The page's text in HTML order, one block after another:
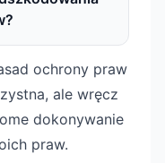
ochrony praw
ale wręcz
dokonywanie
praw.